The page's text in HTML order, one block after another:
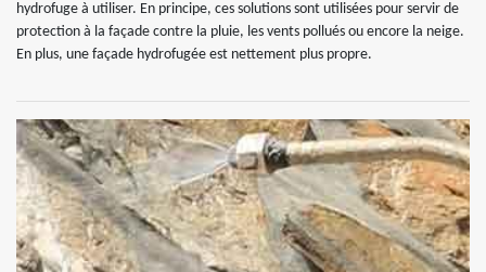
hydrofuge à utiliser. En principe, ces solutions sont utilisées pour servir de
protection à la façade contre la pluie, les vents pollués ou encore la neige.
En plus, une façade hydrofugée est nettement plus propre.